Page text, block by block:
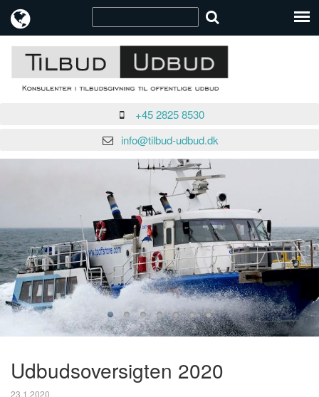
+45 2825 8530
info@tilbud-udbud.dk
Udbudsoversigten 2020
23.1.2020